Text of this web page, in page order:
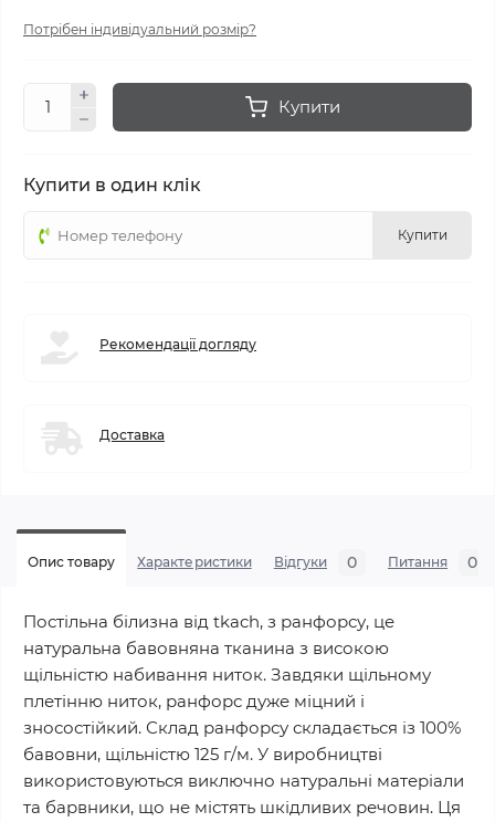
Потрібен індивідуальний розмір?
Купити
Купити в один клік
Купити
Рекомендації догляду
Доставка
Опис товару Характеристики Відгуки 0 Питання 0
Постільна білизна від tkach, з ранфорсу, це
натуральна бавовняна тканина з високою
щільністю набивання ниток. Завдяки щільному
плетінню ниток, ранфорс дуже міцний і
зносостійкий. Склад ранфорсу складається із 100%
бавовни, щільністю 125 г/м. У виробництві
використовуються виключно натуральні матеріали
та барвники, що не містять шкідливих речовин. Ця